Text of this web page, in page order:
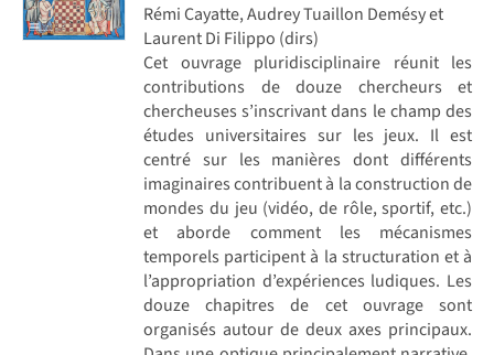
Rémi Cayatte, Audrey Tuaillon Demésy et
Laurent Di Filippo (dirs)
Cet ouvrage pluridisciplinaire réunit les
contributions de douze chercheurs et
chercheuses s’inscrivant dans le champ des
études universitaires sur les jeux. Il est
centré sur les manières dont différents
imaginaires contribuent à la construction de
mondes du jeu (vidéo, de rôle, sportif, etc.)
et aborde comment les mécanismes
temporels participent à la structuration et à
l’appropriation d’expériences ludiques. Les
douze chapitres de cet ouvrage sont
organisés autour de deux axes principaux.